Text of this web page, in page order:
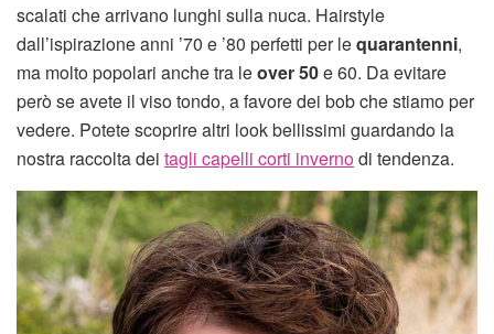
scalati che arrivano lunghi sulla nuca. Hairstyle
dall’ispirazione anni ’70 e ’80 perfetti per lequarantenni,
ma molto popolari anche tra leover 50e 60. Da evitare
però se avete il viso tondo, a favore dei bob che stiamo per
vedere. Potete scoprire altri look bellissimi guardando la
nostra raccolta dei tagli capelli corti invernodi tendenza.